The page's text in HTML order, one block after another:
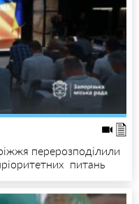
перерозподілили
питань